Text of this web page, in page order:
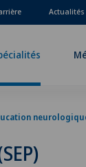
Actualités